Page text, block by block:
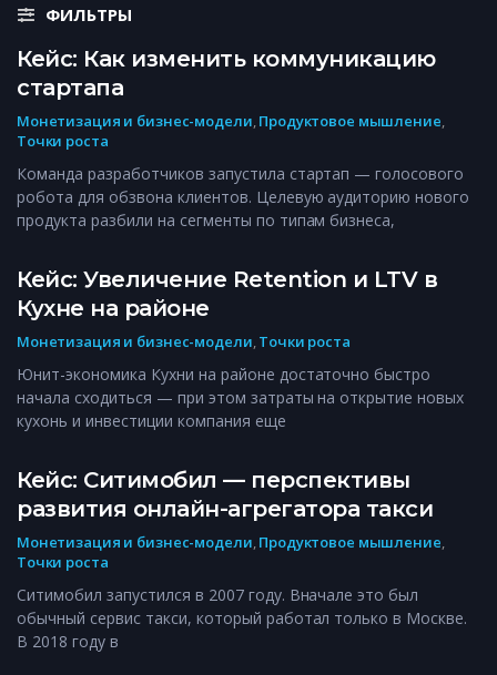
ФИЛЬТРЫ
Кейс: Как изменить коммуникацию
стартапа
Монетизация и бизнес-модели,Продуктовое мышление,
Точки роста
Команда разработчиков запустила стартап — голосового
робота для обзвона клиентов. Целевую аудиторию нового
продукта разбили на сегменты по типам бизнеса,
Кейс: Увеличение Retention и LTV в
Кухне на районе
Монетизация и бизнес-модели,Точки роста
Юнит-экономика Кухни на районе достаточно быстро
начала сходиться — при этом затраты на открытие новых
кухонь и инвестиции компания еще
Кейс: Ситимобил — перспективы
развития онлайн-агрегатора такси
Монетизация и бизнес-модели,Продуктовое мышление,
Точки роста
Ситимобил запустился в 2007 году. Вначале это был
обычный сервис такси, который работал только в Москве.
В 2018 году в